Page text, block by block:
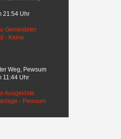
21:54 Uhr
Weg, Pewsum
11:44 Uhr